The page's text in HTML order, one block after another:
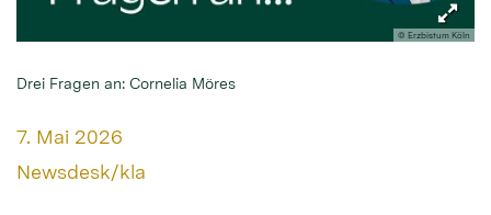
© Erzbistum Köln
Drei Fragen an: Cornelia Möres
Datum:
7. Mai 2026
Von:
Newsdesk/kla